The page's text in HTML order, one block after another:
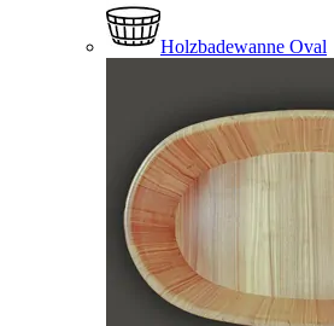
Holzbadewanne Oval